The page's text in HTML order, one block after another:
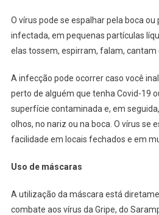
O vírus pode se espalhar pela boca
infectada, em pequenas partículas
elas tossem, espirram, falam, cantam
A infecção pode ocorrer caso você
perto de alguém que tenha Covid-19
superfície contaminada e, em
olhos, no nariz ou na boca. O vírus se
facilidade em locais fechados e em
Uso de máscaras
A utilização da máscara está
combate aos vírus da Gripe, do